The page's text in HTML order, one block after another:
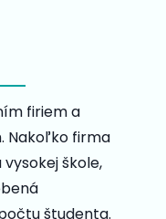
firiem a
Nakoľko firma
škole,
študenta.